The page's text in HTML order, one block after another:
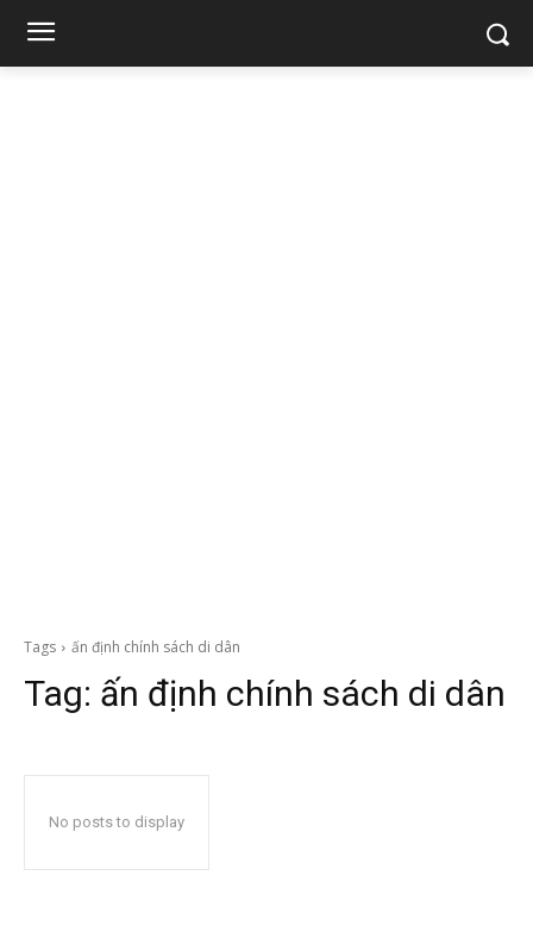
Tags ấn định chính sách di dân
Tag: ấn định chính sách di dân
No posts to display